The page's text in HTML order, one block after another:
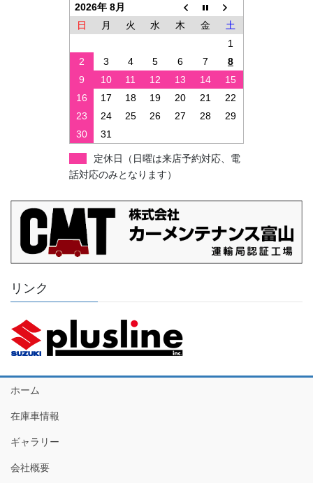
2026年 8月
日
月 火 水 木 金
土
1
2
3 4 5 6 7
8
9
10 11 12 13 14
15
16
17 18 19 20 21
22
23
24 25 26 27 28
29
30
31
定休日（日曜は来店予約対応、電
話対応のみとなります）
リンク
ホーム
在庫車情報
ギャラリー
会社概要